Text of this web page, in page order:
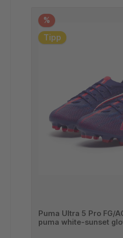
%
Tipp
Puma Ultra 5 Pro FG/
puma white-sunset